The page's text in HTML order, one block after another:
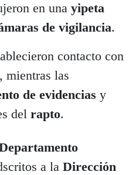
en una yipeta
de vigilancia.
contacto con
mientras las
de evidencias y
del rapto.
a la Dirección